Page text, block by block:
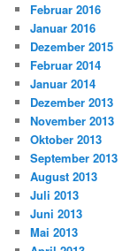
Februar 2016
Januar 2016
Dezember 2015
Februar 2014
Januar 2014
Dezember 2013
November 2013
Oktober 2013
September 2013
August 2013
Juli 2013
Juni 2013
Mai 2013